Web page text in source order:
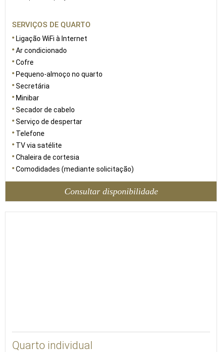
SERVIÇOS DE QUARTO
Ligação WiFi à Internet
Ar condicionado
Cofre
Pequeno-almoço no quarto
Secretária
Minibar
Secador de cabelo
Serviço de despertar
Telefone
TV via satélite
Chaleira de cortesia
Comodidades (mediante solicitação)
Consultar disponibilidade
Quarto individual